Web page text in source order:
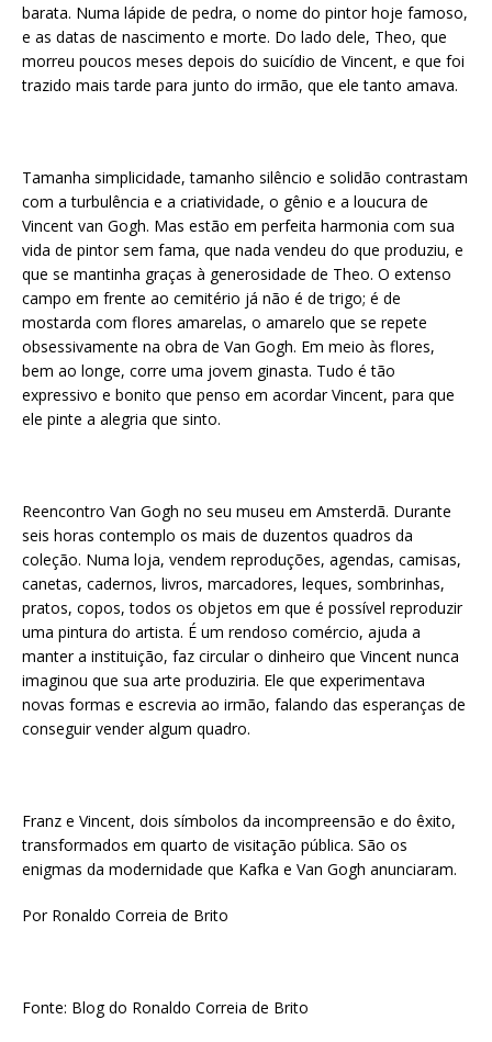
barata. Numa lápide de pedra, o nome do pintor hoje famoso,
e as datas de nascimento e morte. Do lado dele, Theo, que
morreu poucos meses depois do suicídio de Vincent, e que foi
trazido mais tarde para junto do irmão, que ele tanto amava.
Tamanha simplicidade, tamanho silêncio e solidão contrastam
com a turbulência e a criatividade, o gênio e a loucura de
Vincent van Gogh. Mas estão em perfeita harmonia com sua
vida de pintor sem fama, que nada vendeu do que produziu, e
que se mantinha graças à generosidade de Theo. O extenso
campo em frente ao cemitério já não é de trigo; é de
mostarda com flores amarelas, o amarelo que se repete
obsessivamente na obra de Van Gogh. Em meio às flores,
bem ao longe, corre uma jovem ginasta. Tudo é tão
expressivo e bonito que penso em acordar Vincent, para que
ele pinte a alegria que sinto.
Reencontro Van Gogh no seu museu em Amsterdã. Durante
seis horas contemplo os mais de duzentos quadros da
coleção. Numa loja, vendem reproduções, agendas, camisas,
canetas, cadernos, livros, marcadores, leques, sombrinhas,
pratos, copos, todos os objetos em que é possível reproduzir
uma pintura do artista. É um rendoso comércio, ajuda a
manter a instituição, faz circular o dinheiro que Vincent nunca
imaginou que sua arte produziria. Ele que experimentava
novas formas e escrevia ao irmão, falando das esperanças de
conseguir vender algum quadro.
Franz e Vincent, dois símbolos da incompreensão e do êxito,
transformados em quarto de visitação pública. São os
enigmas da modernidade que Kafka e Van Gogh anunciaram.
Por Ronaldo Correia de Brito
Fonte: Blog do Ronaldo Correia de Brito